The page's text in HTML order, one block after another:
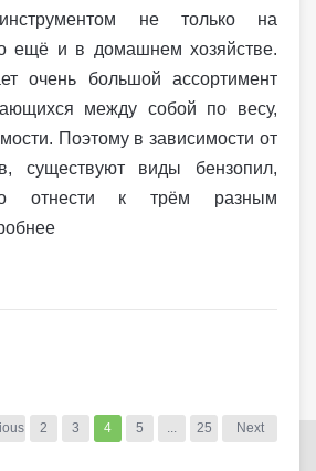
не только на
ещё и в домашнем хозяйстве.
очень большой ассортимент
между собой по весу,
Поэтому в зависимости от
существуют виды бензопил,
отнести к трём разным
2 3 4 5 ... 25 Next